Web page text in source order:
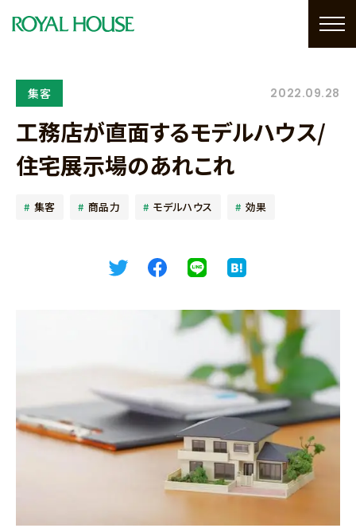
集客 2022.09.28
工務店が直面するモデルハウス/
住宅展示場のあれこれ
集客 商品力 モデルハウス 効果